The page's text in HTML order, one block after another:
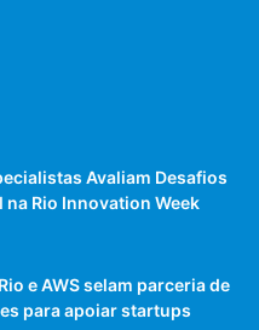
Avaliam Desafios
na Rio Innovation Week
e AWS selam parceria de
para apoiar startups